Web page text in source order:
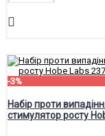
-3%
Набір проти
стимулятор росту